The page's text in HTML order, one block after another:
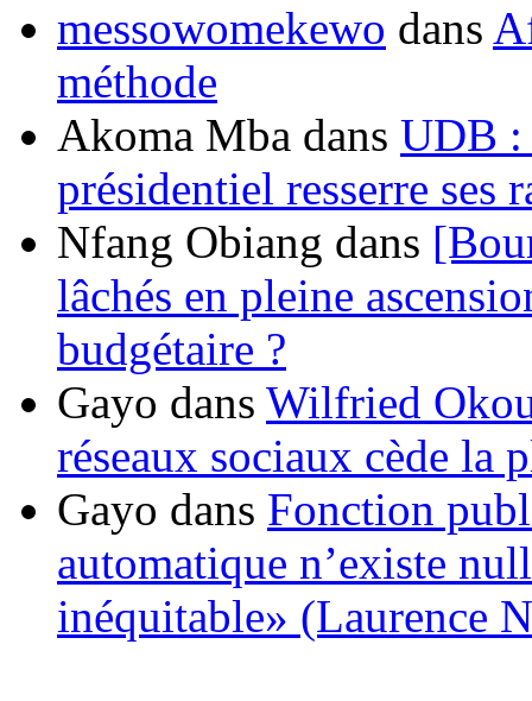
messowomekewo dans
méthode
Akoma Mba dans UDB :
présidentiel resserre ses
Nfang Obiang dans
lâchés en pleine
budgétaire ?
Gayo dans Wilfried
réseaux sociaux cède la
Gayo dans Fonction
automatique n’existe
inéquitable» (Laurence